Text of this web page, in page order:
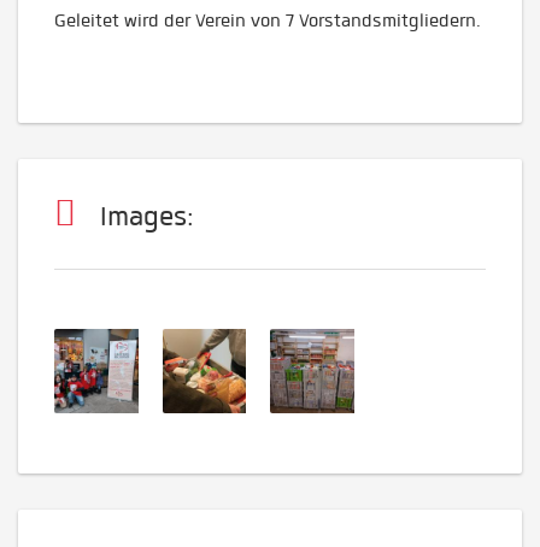
Geleitet wird der Verein von 7 Vorstandsmitgliedern.
Images: